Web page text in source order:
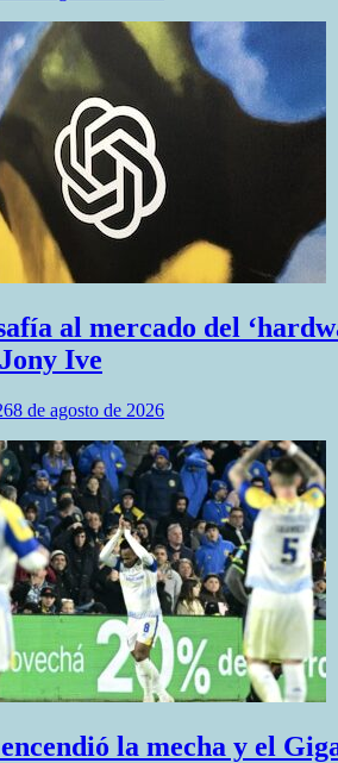
al mercado del
Ive
8 de agosto de 2026
la mecha y el